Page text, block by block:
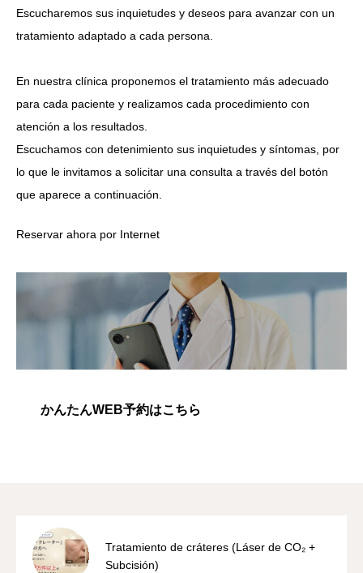
Escucharemos sus inquietudes y deseos para avanzar con un
tratamiento adaptado a cada persona.
En nuestra clínica proponemos el tratamiento más adecuado
para cada paciente y realizamos cada procedimiento con
atención a los resultados.
Escuchamos con detenimiento sus inquietudes y síntomas, por
lo que le invitamos a solicitar una consulta a través del botón
que aparece a continuación.
Reservar ahora por Internet
かんたんWEB予約はこちら
Tratamiento de cráteres (Láser de CO₂ +
Subcisión)